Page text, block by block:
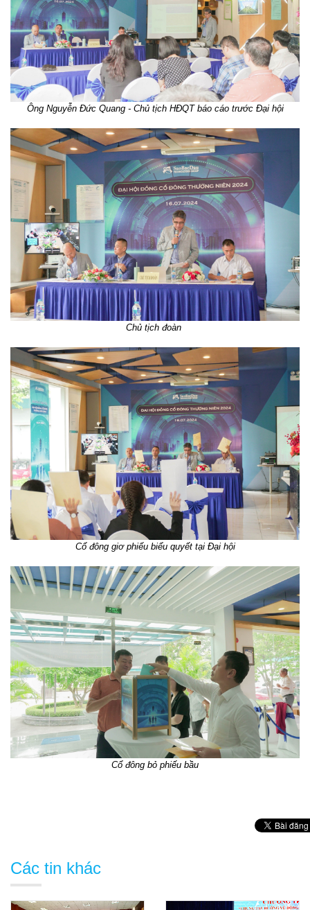
Ông Nguyễn Đức Quang - Chủ tịch HĐQT báo cáo trước Đại hội
Chủ tịch đoàn
Cổ đông giơ phiếu biểu quyết tại Đại hội
Cổ đông bỏ phiếu bầu
Các tin khác